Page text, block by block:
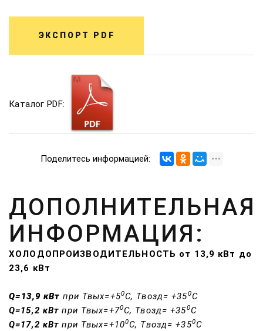
ЭКСПОРТ PDF
Каталог PDF:
Поделитесь информацией:
ДОПОЛНИТЕЛЬНАЯ
ИНФОРМАЦИЯ:
ХОЛОДОПРОИЗВОДИТЕЛЬНОСТЬ от 13,9 кВт до
23,6 кВт
Q=13,9 кВт при Твых=+50С, Твозд= +350С
Q=15,2 кВт при Твых=+70С, Твозд= +350С
Q=17,2 кВт при Твых=+100С, Твозд= +350С